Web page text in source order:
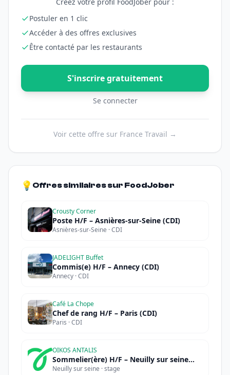
Postuler en 1 clic
Accéder à des offres exclusives
Être contacté par les restaurants
S'inscrire gratuitement
Se connecter
Voir cette offre sur France Travail →
💡 Offres similaires sur FoodJober
Crousty Corner
Poste H/F – Asnières-sur-Seine (CDI)
Asnières-sur-Seine · CDI
JADELIGHT Buffet
Commis(e) H/F – Annecy (CDI)
Annecy · CDI
Café La Chope
Chef de rang H/F – Paris (CDI)
Paris · CDI
OIKOS ANTALIS
Sommelier(ère) H/F – Neuilly sur seine
(STAGE)
Neuilly sur seine · stage